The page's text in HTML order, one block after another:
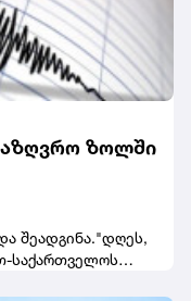
ზოლში
შეადგინა."დღეს,
საქართველოს